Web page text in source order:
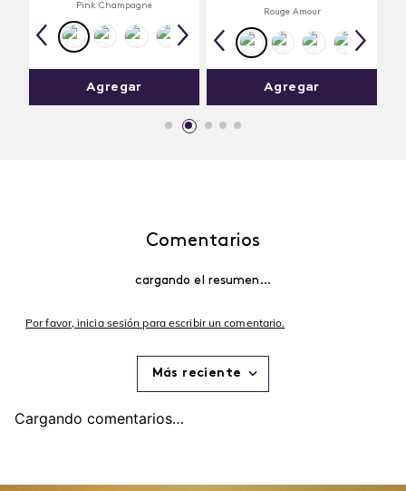
Pink Champagne
Agregar
Rouge Amour
Agregar
Comentarios
cargando el resumen…
Por favor, inicia sesión para escribir un comentario.
Más reciente
Cargando comentarios…